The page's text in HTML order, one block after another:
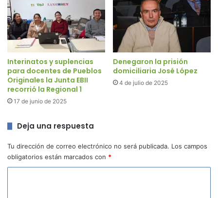
Interinatos y suplencias
para docentes de Pueblos
Originales la Junta EBII
recorrió la Regional 1
17 de junio de 2025
Denegaron la prisión
domiciliaria José López
4 de julio de 2025
Deja una respuesta
Tu dirección de correo electrónico no será publicada. Los campos
obligatorios están marcados con *